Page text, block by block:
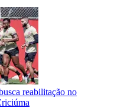
reabilitação no